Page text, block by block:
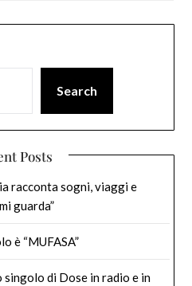
Search
Posts
racconta sogni, viaggi e
guarda”
è “MUFASA”
singolo di Dose in radio e in